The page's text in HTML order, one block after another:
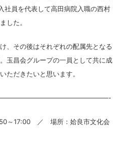
社員を代表して高田病院入職の西村
した。
、その後はそれぞれの配属先となる
。玉昌会グループの一員として共に成
ただきたいと思います。
～17:00 ／ 場所：姶良市文化会